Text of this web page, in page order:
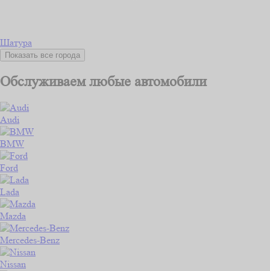
Шатура
Показать все города
Обслуживаем любые автомобили
Audi
BMW
Ford
Lada
Mazda
Mercedes-Benz
Nissan